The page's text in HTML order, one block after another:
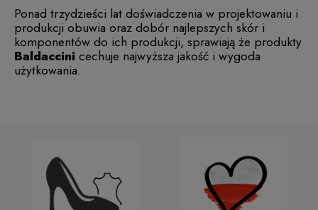
Ponad trzydzieści lat doświadczenia w projektowaniu i
produkcji obuwia oraz dobór najlepszych skór i
komponentów do ich produkcji, sprawiają że produkty
Baldaccini cechuje najwyższa jakość i wygoda
użytkowania.